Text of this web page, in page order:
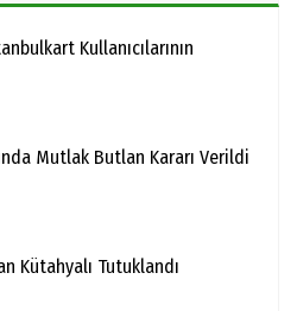
Kullanıcılarının
Mutlak Butlan Kararı Verildi
Kütahyalı Tutuklandı